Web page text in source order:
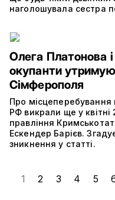
наголошувала сестра
Олега Платонова
окупанти
Сімферополя
Про
РФ викрали ще у квітні
правління
Ескендер Барієв.
зникнення у статті.
1 2 3 4 5